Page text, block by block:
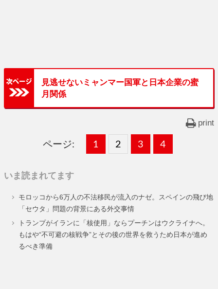
見逃せないミャンマー国軍と日本企業の蜜
月関係
print
ページ:
固
ー
ジ
1 ,
固
ー
ジ
2 ,
固
ー
ジ
3 ,
固
ー
ジ
4
いま読まれてます
モロッコから6万人の不法移民が流入のナゼ。スペインの飛び地
「セウタ」問題の背景にある外交事情
トランプがイランに「核使用」ならプーチンはウクライナへ。
もはや“不可避の核戦争”とその後の世界を救うため日本が進め
るべき準備